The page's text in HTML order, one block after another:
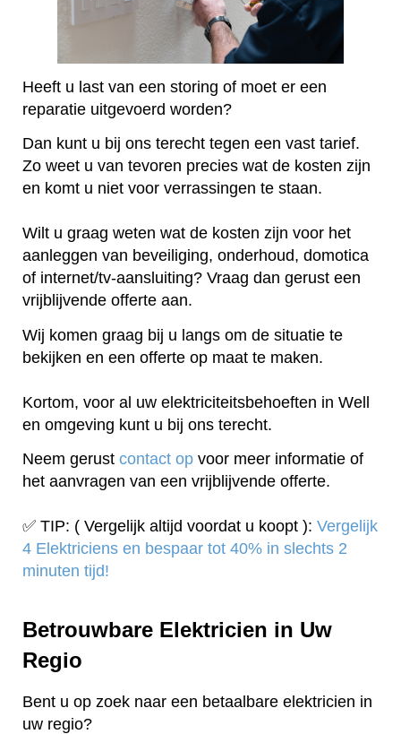
Heeft u last van een storing of moet er een
reparatie uitgevoerd worden?
Dan kunt u bij ons terecht tegen een vast tarief.
Zo weet u van tevoren precies wat de kosten zijn
en komt u niet voor verrassingen te staan.
Wilt u graag weten wat de kosten zijn voor het
aanleggen van beveiliging, onderhoud, domotica
of internet/tv-aansluiting? Vraag dan gerust een
vrijblijvende offerte aan.
Wij komen graag bij u langs om de situatie te
bekijken en een offerte op maat te maken.
Kortom, voor al uw elektriciteitsbehoeften in Well
en omgeving kunt u bij ons terecht.
Neem gerust contact op voor meer informatie of
het aanvragen van een vrijblijvende offerte.
✅ TIP: ( Vergelijk altijd voordat u koopt ): Vergelijk
4 Elektriciens en bespaar tot 40% in slechts 2
minuten tijd!
Betrouwbare Elektricien in Uw
Regio
Bent u op zoek naar een betaalbare elektricien in
uw regio?